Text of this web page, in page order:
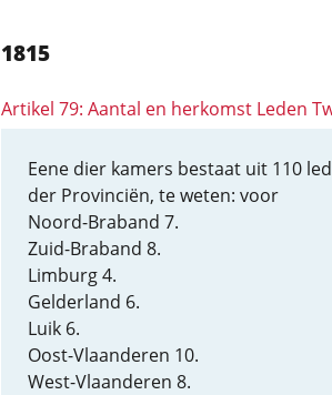
1815
Artikel 79: Aantal en herkomst Leden
Eene dier kamers bestaat uit 110
der Provinciën, te weten: voor
Noord-Braband 7.
Zuid-Braband 8.
Limburg 4.
Gelderland 6.
Luik 6.
Oost-Vlaanderen 10.
West-Vlaanderen 8.